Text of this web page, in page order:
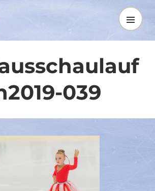
MENÜ
039